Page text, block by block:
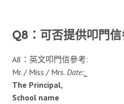
Q8：可否提供叩門信
A8：英文叩門信參考:
Mr. / Miss / Mrs. Date:_
The Principal,
School name